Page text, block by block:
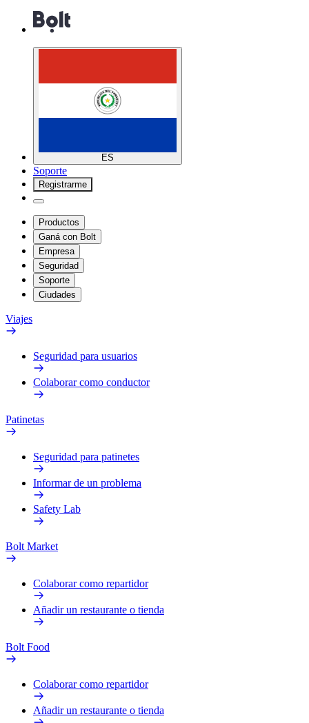
ES
Soporte
Registrarme
Productos
Ganá con Bolt
Empresa
Seguridad
Soporte
Ciudades
Viajes
Seguridad para usuarios
Colaborar como conductor
Patinetas
Seguridad para patinetes
Informar de un problema
Safety Lab
Bolt Market
Colaborar como repartidor
Añadir un restaurante o tienda
Bolt Food
Colaborar como repartidor
Añadir un restaurante o tienda